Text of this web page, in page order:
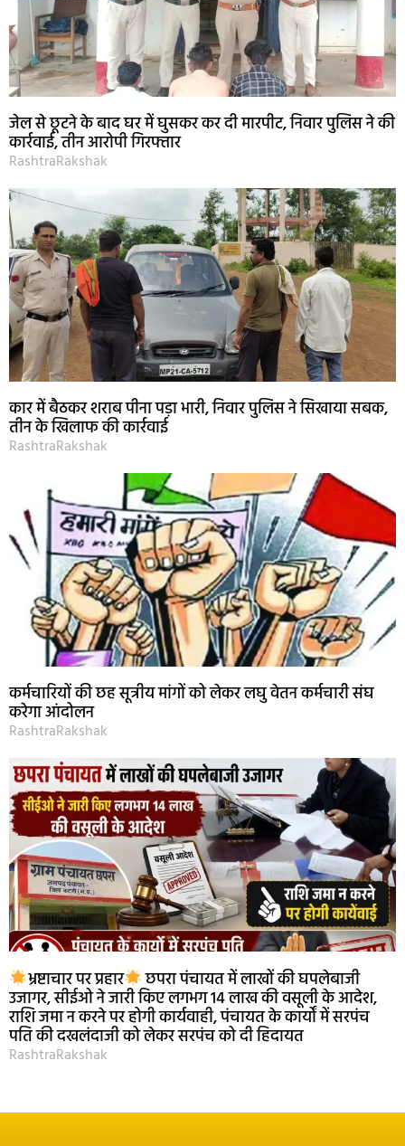
जेल से छूटने के बाद घर में घुसकर कर दी मारपीट, निवार पुलिस ने की
कार्रवाई, तीन आरोपी गिरफ्तार
RashtraRakshak
कार में बैठकर शराब पीना पड़ा भारी, निवार पुलिस ने सिखाया सबक,
तीन के खिलाफ की कार्रवाई
RashtraRakshak
कर्मचारियों की छह सूत्रीय मांगों को लेकर लघु वेतन कर्मचारी संघ
करेगा आंदोलन
RashtraRakshak
भ्रष्टाचार पर प्रहार छपरा पंचायत में लाखों की घपलेबाजी
उजागर, सीईओ ने जारी किए लगभग 14 लाख की वसूली के आदेश,
राशि जमा न करने पर होगी कार्यवाही, पंचायत के कार्यों में सरपंच
पति की दखलंदाजी को लेकर सरपंच को दी हिदायत
RashtraRakshak